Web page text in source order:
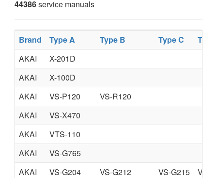
44386service manuals
Brand Type A Type B Type C
AKAI
X-201D
AKAI
X-100D
AKAI
VS-P120
VS-R120
AKAI
VS-X470
AKAI
VTS-110
AKAI
VS-G765
AKAI
VS-G204 VS-G212 VS-G215
VS-